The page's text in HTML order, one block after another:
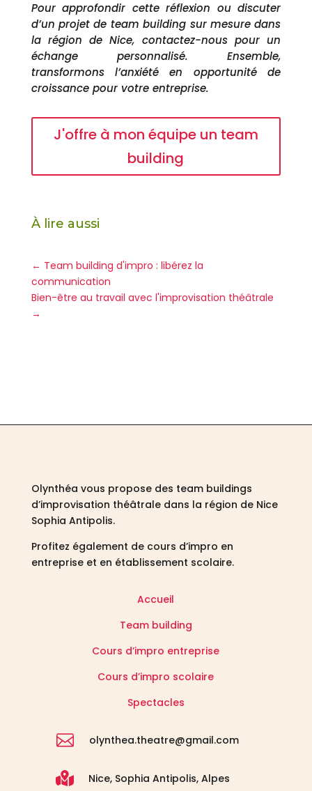
Pour approfondir cette réflexion ou discuter
d’un projet de team building sur mesure dans
la région de Nice, contactez-nous pour un
échange personnalisé. Ensemble,
transformons l’anxiété en opportunité de
croissance pour votre entreprise.
J'offre à mon équipe un team
building
À lire aussi
← Team building d'impro : libérez la
communication
Bien-être au travail avec l'improvisation théâtrale
→
Olynthéa vous propose des team buildings
d’improvisation théâtrale dans la région de Nice
Sophia Antipolis.
Profitez également de cours d’impro en
entreprise et en établissement scolaire.
Accueil
Team building
Cours d’impro entreprise
Cours d’impro scolaire
Spectacles
 olynthea.theatre@gmail.com

Nice, Sophia Antipolis, Alpes